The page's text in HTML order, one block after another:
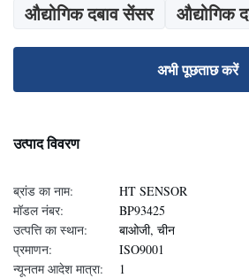
औद्योगिक दबाव सेंसर
औद्योगिक
अभी पूछताछ करें
उत्पाद विवरण
ब्रांड का नाम:
HT SENSOR
मॉडल नंबर:
BP93425
उत्पत्ति का स्थान:
बाओजी, चीन
प्रमाणन:
ISO9001
न्यूनतम आदेश मात्रा:
1